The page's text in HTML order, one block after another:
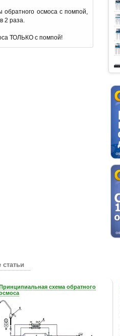
обратного осмоса с помпой,
2 раза.
ТОЛЬКО с помпой!
схема обратного